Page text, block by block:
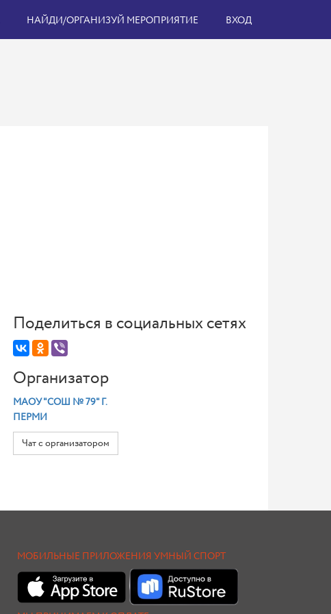
НАЙДИ/ОРГАНИЗУЙ МЕРОПРИЯТИЕ ВХОД
Поделиться в социальных сетях
Организатор
МАОУ "СОШ № 79" Г.
ПЕРМИ
Чат с организатором
МОБИЛЬНЫЕ ПРИЛОЖЕНИЯ УМНЫЙ СПОРТ